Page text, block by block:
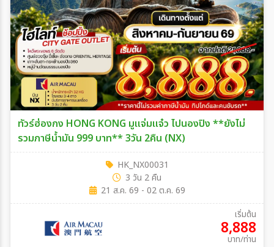
ทัวร์ฮ่องกง HONG KONG มูแจ่มแจ๋ว ไปนองปิง **ยังไม่
รวมภาษีน้ำมัน 999 บาท** 3วัน 2คืน (NX)
HK_NX00031
3 วัน 2 คืน
21 ส.ค. 69 - 02 ต.ค. 69
เริ่มต้น
8,888
บาท/ท่าน